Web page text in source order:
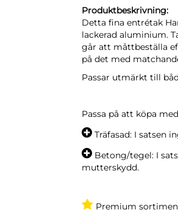
Produktbeskrivning:
Detta fina entrétak
lackerad aluminium.
går att måttbeställa
på det med
Passar utmärkt till
Passa på att köpa
Träfasad: I satsen
Betong/tegel: I
mutterskydd.
Premium